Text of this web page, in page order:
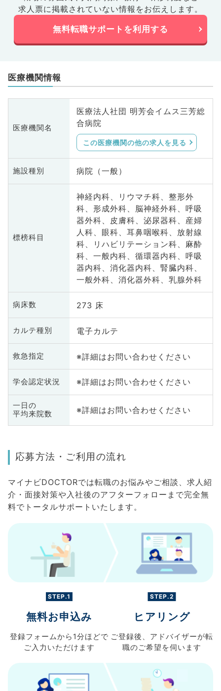
求人票に掲載されていない情報をお伝えします。
無料転職サポートを利用する
医療機関情報
医療機関名
医療法人社団 明芳会イムス三芳総
合病院
この医療機関の他の求人を見る
施設種別 病院（一般）
標榜科目
神経内科、リウマチ科、整形外
科、形成外科、脳神経外科、呼吸
器外科、皮膚科、泌尿器科、産婦
人科、眼科、耳鼻咽喉科、放射線
科、リハビリテーション科、麻酔
科、一般内科、循環器内科、呼吸
器内科、消化器内科、腎臓内科、
一般外科、消化器外科、乳腺外科
病床数 273 床
カルテ種別 電子カルテ
救急指定 ※詳細はお問い合わせください
学会認定状況 ※詳細はお問い合わせください
一日の
平均来院数
※詳細はお問い合わせください
応募方法・ご利用の流れ
マイナビDOCTORでは転職のお悩みやご相談、求人紹
介・面接対策や入社後のアフターフォローまで完全無
料でトータルサポートいたします。
STEP.1
無料お申込み
登録フォームから 1分ほどで
ご入力 いただけます
STEP.2
ヒアリング
ご登録後、 アドバイザーが転
職のご希望を伺います